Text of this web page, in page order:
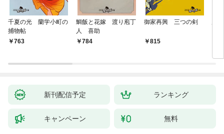
千夏の光 蘭学小町の
捕物帖
763
鯛飯と花嫁 渡り庖丁
人 喜助
784
御家再興 三つの剣
815
新刊配信予定 ランキング
キャンペーン 無料